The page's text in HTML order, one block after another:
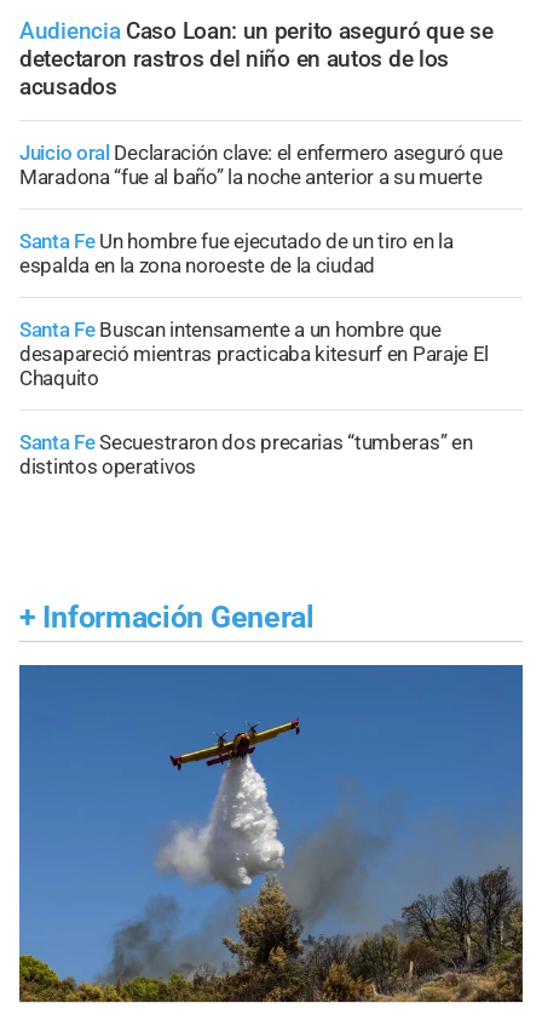
Audiencia Caso Loan: un perito aseguró que se
detectaron rastros del niño en autos de los
acusados
Juicio oral Declaración clave: el enfermero aseguró que
Maradona “fue al baño” la noche anterior a su muerte
Santa Fe Un hombre fue ejecutado de un tiro en la
espalda en la zona noroeste de la ciudad
Santa Fe Buscan intensamente a un hombre que
desapareció mientras practicaba kitesurf en Paraje El
Chaquito
Santa FeSecuestraron dos precarias “tumberas” en
distintos operativos
+ Información General